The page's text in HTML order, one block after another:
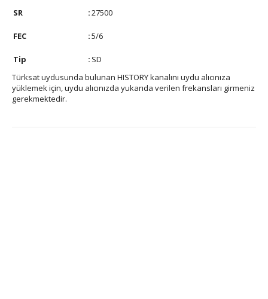
SR :27500
FEC :5/6
Tip : SD
Türksat uydusunda bulunan HISTORY kanalını uydu alıcınıza
yüklemek için, uydu alıcınızda yukarıda verilen frekansları girmeniz
gerekmektedir.